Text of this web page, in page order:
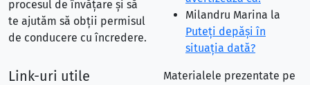
procesul de învățare și să
te ajutăm să obții permisul
de conducere cu încredere.
Milandru Marina la
Puteţi depăşi în
situaţia dată?
Link-uri utile
Materialele prezentate pe